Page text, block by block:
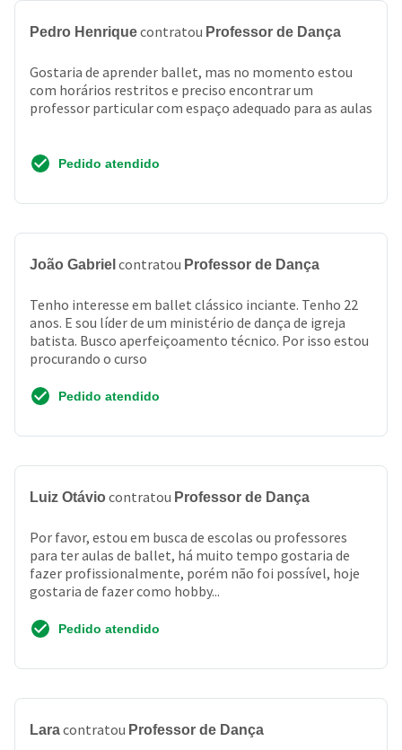
Pedro Henriquecontratou Professor de Dança
Gostaria de aprender ballet, mas no momento estou
com horários restritos e preciso encontrar um
professor particular com espaço adequado para as aulas
Pedido atendido
João Gabriel contratou Professor de Dança
Tenho interesse em ballet clássico inciante. Tenho 22
anos. E sou líder de um ministério de dança de igreja
batista. Busco aperfeiçoamento técnico. Por isso estou
procurando o curso
Pedido atendido
Luiz Otávio contratou Professor de Dança
Por favor, estou em busca de escolas ou professores
para ter aulas de ballet, há muito tempo gostaria de
fazer profissionalmente, porém não foi possível, hoje
gostaria de fazer como hobby...
Pedido atendido
Laracontratou Professor de Dança